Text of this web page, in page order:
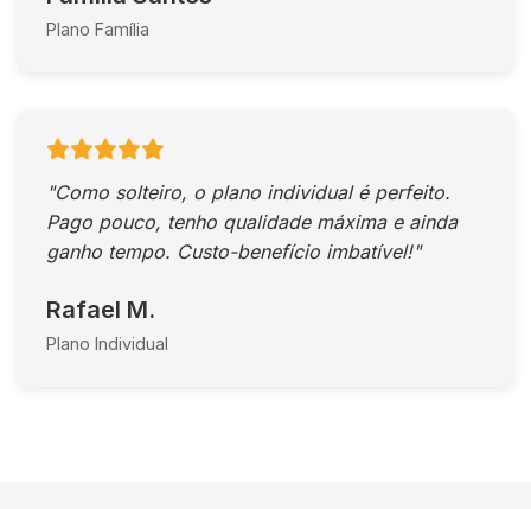
Plano Família
"Como solteiro, o plano individual é perfeito.
Pago pouco, tenho qualidade máxima e ainda
ganho tempo. Custo-benefício imbatível!"
Rafael M.
Plano Individual